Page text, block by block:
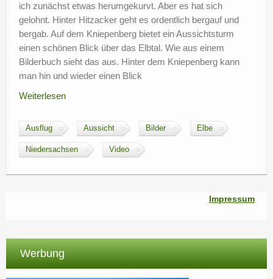
ich zunächst etwas herumgekurvt. Aber es hat sich
gelohnt. Hinter Hitzacker geht es ordentlich bergauf und
bergab. Auf dem Kniepenberg bietet ein Aussichtsturm
einen schönen Blick über das Elbtal. Wie aus einem
Bilderbuch sieht das aus. Hinter dem Kniepenberg kann
man hin und wieder einen Blick
Weiterlesen
Ausflug Aussicht Bilder Elbe
Niedersachsen Video
Impressum
Werbung